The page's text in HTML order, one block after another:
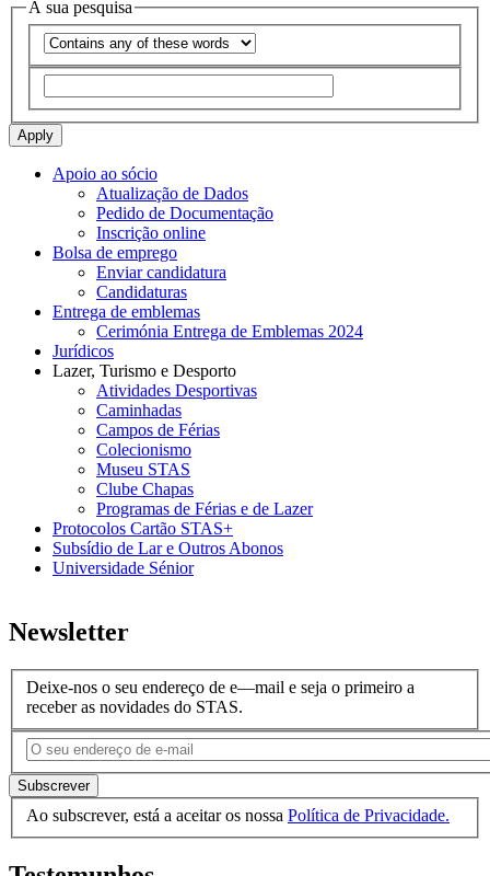
A sua pesquisa
Operador
Apply
Opções
laterais
Gerais
Apoio ao sócio
Atualização de Dados
Pedido de Documentação
Inscrição online
Bolsa de emprego
Enviar candidatura
Candidaturas
Entrega de emblemas
Cerimónia Entrega de Emblemas 2024
Jurídicos
Lazer, Turismo e Desporto
Atividades Desportivas
Caminhadas
Campos de Férias
Colecionismo
Museu STAS
Clube Chapas
Programas de Férias e de Lazer
Protocolos Cartão STAS+
Subsídio de Lar e Outros Abonos
Universidade Sénior
Newsletter
Deixe-nos o seu endereço de e—mail e seja o primeiro a
receber as novidades do STAS.
Subscrever
Ao subscrever, está a aceitar os nossa Política de Privacidade.